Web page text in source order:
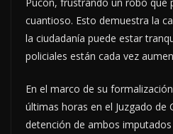
cuantioso. Esto demuestra la
la ciudadanía puede estar
policiales están cada vez
En el marco de su
últimas horas en el Juzgado de
detención de ambos